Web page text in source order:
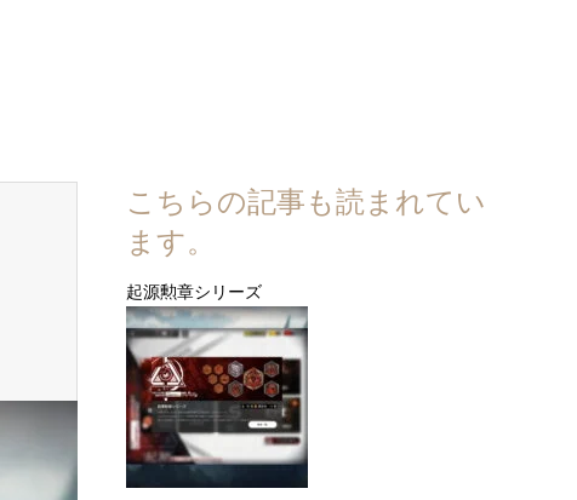
こちらの記事も読まれてい
ます。
起源勲章シリーズ